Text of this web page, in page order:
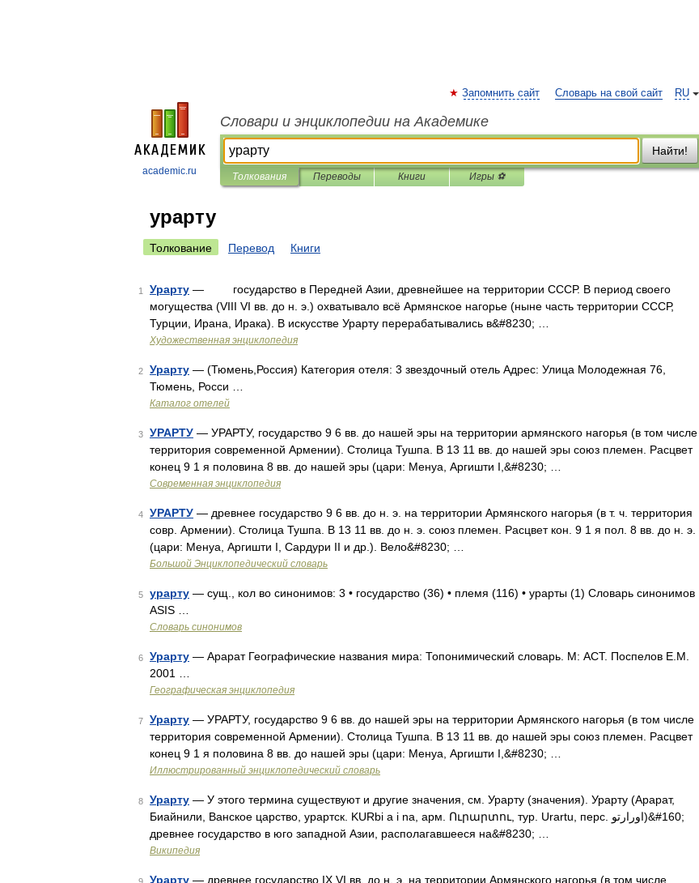
academic.ru
RU
Запомнить сайт Словарь на свой сайт
Словари и энциклопедии на Академике
Найти!
Толкования Переводы Книги Игры ⚽
урарту
Толкование Перевод Книги
1 Урарту — государство в Передней Азии, древнейшее на территории СССР. В период своего
могущества (VIII VI вв. до н. э.) охватывало всё Армянское нагорье (ныне часть территории СССР,
Турции, Ирана, Ирака). В искусстве Урарту перерабатывались в&#8230; …
Художественная энциклопедия
2 Урарту — (Тюмень,Россия) Категория отеля: 3 звездочный отель Адрес: Улица Молодежная 76,
Тюмень, Росси …
Каталог отелей
3 УРАРТУ — УРАРТУ, государство 9 6 вв. до нашей эры на территории армянского нагорья (в том числе
территория современной Армении). Столица Тушпа. В 13 11 вв. до нашей эры союз племен. Расцвет
конец 9 1 я половина 8 вв. до нашей эры (цари: Менуа, Аргишти I,&#8230; …
Современная энциклопедия
4 УРАРТУ — древнее государство 9 6 вв. до н. э. на территории Армянского нагорья (в т. ч. территория
совр. Армении). Столица Тушпа. В 13 11 вв. до н. э. союз племен. Расцвет кон. 9 1 я пол. 8 вв. до н. э.
(цари: Менуа, Аргишти I, Сардури II и др.). Вело&#8230; …
Большой Энциклопедический словарь
5 урарту — сущ., кол во синонимов: 3 • государство (36) • племя (116) • урарты (1) Словарь синонимов
ASIS …
Словарь синонимов
6 Урарту — Арарат Географические названия мира: Топонимический словарь. М: АСТ. Поспелов Е.М.
2001 …
Географическая энциклопедия
7 Урарту — УРАРТУ, государство 9 6 вв. до нашей эры на территории Армянского нагорья (в том числе
территория современной Армении). Столица Тушпа. В 13 11 вв. до нашей эры союз племен. Расцвет
конец 9 1 я половина 8 вв. до нашей эры (цари: Менуа, Аргишти I,&#8230; …
Иллюстрированный энциклопедический словарь
8 Урарту — У этого термина существуют и другие значения, см. Урарту (значения). Урарту (Арарат,
Биайнили, Ванское царство, урартск. KURbi a i na, арм. Ուրարտու, тур. Urartu, перс. اورارتو‎)&#160;
древнее государство в юго западной Азии, располагавшееся на&#8230; …
Википедия
Урарту — древнее государство IX VI вв. до н. э. на территории Армянского нагорья (в том числе